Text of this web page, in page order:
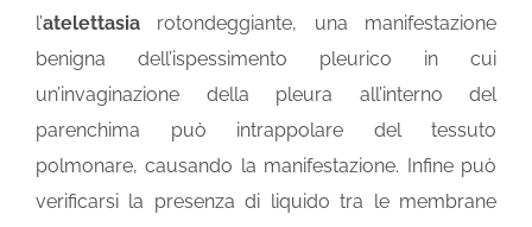
l’atelettasia rotondeggiante, una manifestazione
benigna dell’ispessimento pleurico in cui
un’invaginazione della pleura all’interno del
parenchima può intrappolare del tessuto
polmonare, causando la manifestazione. Infine può
verificarsi la presenza di liquido tra le membrane